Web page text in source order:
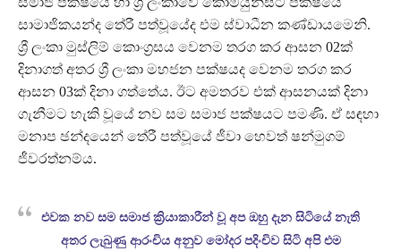
සාමාජිකයන්ද තේරී පත්වූයේද එම ස්වාධීන කණ්ඩායමෙනි.
ශ්‍රී ලංකා මුස්ලිම් කොංග්‍රසය වෙනම තරග කර ආසන 02ක්
දිනාගත් අතර ශ්‍රී ලංකා මහජන පක්ෂයද වෙනම තරග කර
ආසන 03ක් දිනා ගත්තේය. ඊට අමතරව එක් ආසනයක් දිනා
ගැනීමට හැකි වූයේ නව සම සමාජ පක්ෂයට පමණි. ඒ සඳහා
මනාප ඡන්දයෙන් තේරී පත්වූයේ ජීවා හෙවත් ෂන්මුගම්
ජීවරත්නම්ය.
එවක නව සම සමාජ ක්‍රියාකාරීන් වූ අප ඔහු දැන සිටියේ නැති
අතර ලැබුණු ආරංචිය අනුව මෝදර පදිංචිව සිටි අපි එම